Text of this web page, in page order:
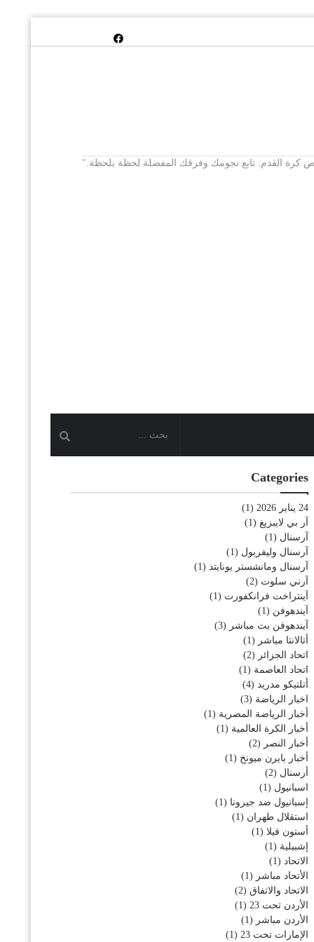
يخص كرة القدم. تابع نجومك وفرقك المفضلة لحظة بلحظة."
Categories
24 يناير 2026
(1)
آر بي لايبزيغ (1)
آرسنال (1)
آرسنال وليفربول (1)
آرسنال ومانشستر يونايتد (1)
آرني سلوت (2)
آينتراخت فرانكفورت (1)
آيندهوفن (1)
آيندهوفن بث مباشر (3)
أتالانتا مباشر (1)
اتحاد الجزائر (2)
اتحاد العاصمة (1)
أتلتيكو مدريد (4)
اخبار الرياضة (3)
أخبار الرياضة المصرية (1)
أخبار الكرة العالمية (1)
أخبار النصر (2)
أخبار بايرن ميونخ (1)
أرسنال (2)
اسبانيول (1)
إسبانيول ضد جيرونا (1)
استقلال طهران (1)
أستون فيلا (1)
إشبيلية (1)
الاتحاد (1)
الأتحاد مباشر (1)
الاتحاد والاتفاق (2)
الأردن تحت 23
(1)
الأردن مباشر (1)
الإمارات تحت 23
(1)